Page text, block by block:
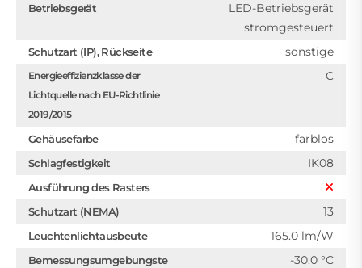
Betriebsgerät
LED-Betriebsgerät
stromgesteuert
Schutzart (IP), Rückseite sonstige
Energieeffizienzklasse der
Lichtquelle nach EU-Richtlinie
2019/2015
C
Gehäusefarbe farblos
Schlagfestigkeit IK08
Ausführung des Rasters
Schutzart (NEMA)
13
Leuchtenlichtausbeute 165.0 lm/W
Bemessungsumgebungste
-30.0 °C